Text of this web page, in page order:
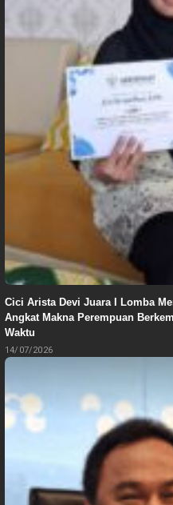
Cici Arista Devi Juara I Lomba
Angkat Makna Perempuan
Waktu
14/07/2026